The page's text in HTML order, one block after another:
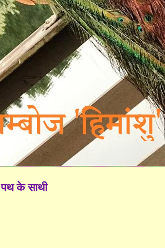
पथ के साथी